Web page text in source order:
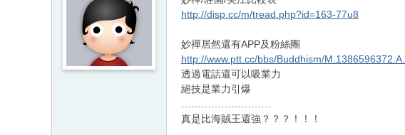
http://disp.cc/m/tread.php?id=163-77u8
妙禪居然還有APP及粉絲團
http://www.ptt.cc/bbs/Buddhism/
透過電話還可以吸業力
絕技是業力引爆
真是比海賊王還強？？？！！！